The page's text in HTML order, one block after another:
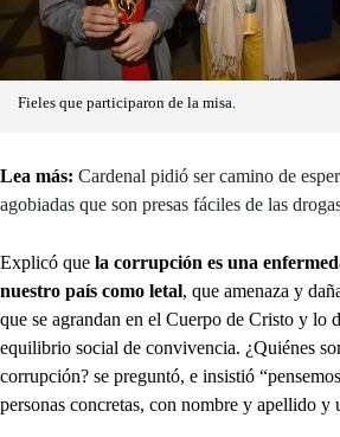
Fieles que participaron de la misa.
Lea más: Cardenal pidió ser camino de
agobiadas que son presas fáciles de las
Explicó que la corrupción es una
nuestro país como letal, que amenaza y
que se agrandan en el Cuerpo de Cristo y lo
equilibrio social de convivencia. ¿Quiénes
corrupción? se preguntó, e insistió
personas concretas, con nombre y apellido y